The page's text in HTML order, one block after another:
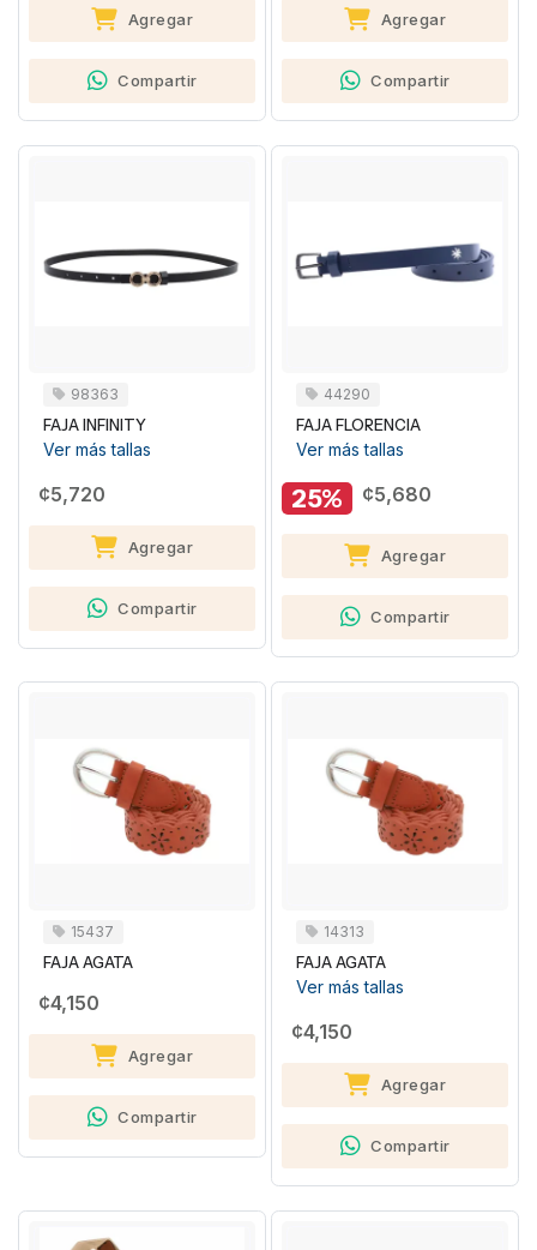
Agregar
Compartir
Agregar
Compartir
98363
FAJA INFINITY
Ver más tallas
¢5,720
Agregar
Compartir
44290
FAJA FLORENCIA
Ver más tallas
25% ¢5,680
Agregar
Compartir
15437
FAJA AGATA
¢4,150
Agregar
Compartir
14313
FAJA AGATA
Ver más tallas
¢4,150
Agregar
Compartir